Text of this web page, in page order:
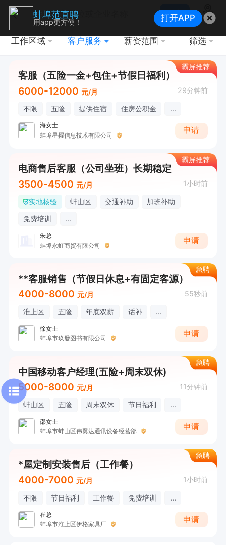
搜索
地图
工作区域 客户服务 薪资范围 筛选
霸屏推荐
客服（五险一金+包住+节假日福利）
6000-12000 元/月 29分钟前
不限 五险 提供住宿 住房公积金 ...
海女士
蚌埠星擢信息技术有限公司
申请
霸屏推荐
电商售后客服（公司坐班）长期稳定
3500-4500 元/月 1小时前
实地核验 蚌山区 交通补助
加班补助
免费培训
...
朱总
蚌埠永虹商贸有限公司
申请
急聘
**客服销售（节假日休息+有固定客源）
4000-8000 元/月 55秒前
淮上区 五险 年底双薪 话补 ...
徐女士
蚌埠市玖發图书有限公司
申请
急聘
中国移动客户经理(五险+周末双休)
5000-8000 元/月 11分钟前
蚌山区 五险 周末双休 节日福利 ...
邵女士
蚌埠市蚌山区伟翼达通讯设备经营部
申请
急聘
*屋定制安装售后（工作餐）
4000-7000 元/月 1小时前
不限 节日福利 工作餐 免费培训 ...
崔总
蚌埠市淮上区伊格家具厂
申请
蚌埠范直聘
用app更方便！ 打开APP